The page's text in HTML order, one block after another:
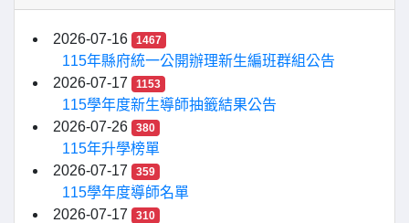
2026-07-16 1467
115年縣府統一公開辦理新生編班群組公告
2026-07-17
1153
115學年度新生導師抽籤結果公告
2026-07-26
380
115年升學榜單
2026-07-17
359
115學年度導師名單
2026-07-17
310